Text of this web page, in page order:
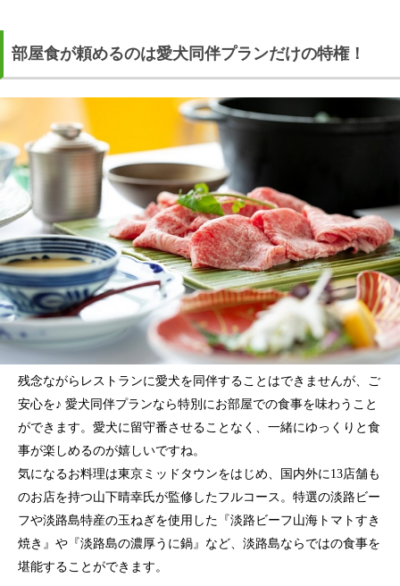
部屋食が頼めるのは愛犬同伴プランだけの特権！
残念ながらレストランに愛犬を同伴することはできませんが、ご
安心を♪ 愛犬同伴プランなら特別にお部屋での食事を味わうこと
ができます。愛犬に留守番させることなく、一緒にゆっくりと食
事が楽しめるのが嬉しいですね。
気になるお料理は東京ミッドタウンをはじめ、国内外に13店舗も
のお店を持つ山下晴幸氏が監修したフルコース。特選の淡路ビー
フや淡路島特産の玉ねぎを使用した『淡路ビーフ山海トマトすき
焼き』や『淡路島の濃厚うに鍋』など、淡路島ならではの食事を
堪能することができます。